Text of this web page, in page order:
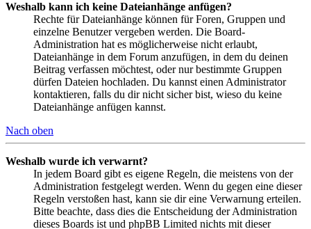
Weshalb kann ich keine Dateianhänge anfügen?
Rechte für Dateianhänge können für Foren, Gruppen und
einzelne Benutzer vergeben werden. Die Board-
Administration hat es möglicherweise nicht erlaubt,
Dateianhänge in dem Forum anzufügen, in dem du deinen
Beitrag verfassen möchtest, oder nur bestimmte Gruppen
dürfen Dateien hochladen. Du kannst einen Administrator
kontaktieren, falls du dir nicht sicher bist, wieso du keine
Dateianhänge anfügen kannst.
Nach oben
Weshalb wurde ich verwarnt?
In jedem Board gibt es eigene Regeln, die meistens von der
Administration festgelegt werden. Wenn du gegen eine dieser
Regeln verstoßen hast, kann sie dir eine Verwarnung erteilen.
Bitte beachte, dass dies die Entscheidung der Administration
dieses Boards ist und phpBB Limited nichts mit dieser